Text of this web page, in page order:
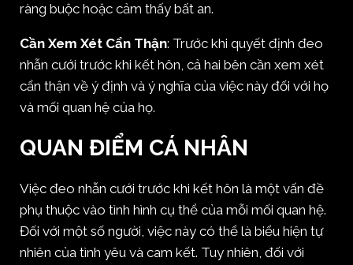
ràng buộc hoặc cảm thấy bất an.
Cần Xem Xét Cẩn Thận: Trước khi quyết định đeo
nhẫn cưới trước khi kết hôn, cả hai bên cần xem xét
cẩn thận về ý định và ý nghĩa của việc này đối với họ
và mối quan hệ của họ.
QUAN ĐIỂM CÁ NHÂN
Việc đeo nhẫn cưới trước khi kết hôn là một vấn đề
phụ thuộc vào tình hình cụ thể của mỗi mối quan hệ.
Đối với một số người, việc này có thể là biểu hiện tự
nhiên của tình yêu và cam kết. Tuy nhiên, đối với